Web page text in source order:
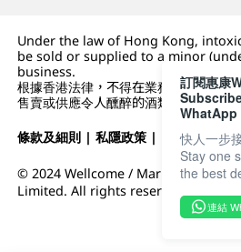
Under the law of Hong Kong,
be sold or supplied to a minor
business.
根據香港法律，不得在業務過程中，向
售賣或供應令人醺醉的酒類。
條款及細則 |私隱政策 | DFI零售集團
© 2024 Wellcome / Market Place.
Limited. All rights reserved.
訂閱惠康
快人一步
Stay one
the best
連結